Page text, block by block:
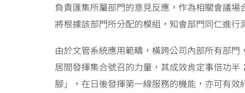
負責匯集所屬部門的意見反應，作為相關會議
將根據該部門所分配的模組，知會部門同仁進行
由於文管系統應用範疇，橫跨公司內部所有部
居間發揮集合號召的力量，其成效肯定事倍功
腳」，在日後發揮第一線服務的機能，亦可有